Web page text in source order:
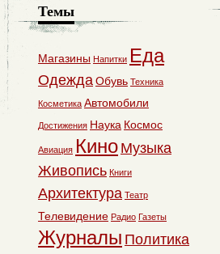
Темы
Магазины Напитки Еда
ОдеждаОбувь Техника
Косметика Автомобили
Достижения Наука Космос
Авиация Кино Музыка
Живопись Книги
Архитектура Театр
Телевидение Радио Газеты
Журналы Политика